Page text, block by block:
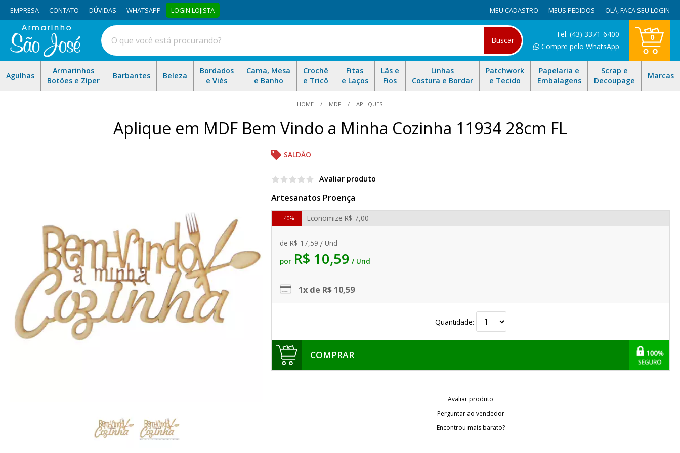
EMPRESA CONTATO DÚVIDAS WHATSAPP LOGIN LOJISTA MEU CADASTRO MEUS PEDIDOS OLÁ,FAÇA SEU LOGIN
Buscar
Tel: (43) 3371-6400
Compre pelo WhatsApp
0
Agulhas
Armarinhos
Botões e Zíper
Barbantes Beleza
Bordados
e Viés
Cama, Mesa
e Banho
Crochê
e Tricô
Fitas
e Laços
Lãs e
Fios
Linhas
Costura e Bordar
Patchwork
e Tecido
Papelaria e
Embalagens
Scrap e
Decoupage
Marcas
HOME MDF APLIQUES
Aplique em MDF Bem Vindo a Minha Cozinha 11934 28cm FL
SALDÃO
Avaliar produto
Artesanatos Proença
de R$ 17,59 / Und
por R$ 10,59 / Und
Economize R$ 7,00
40%
1x de R$ 10,59
Quantidade:
COMPRAR
Avaliar produto
Perguntar ao vendedor
Encontrou mais barato?